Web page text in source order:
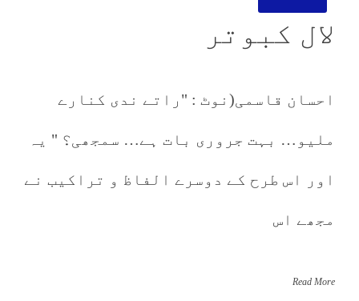
لال کبوتر
احسان قاسمی(نوٹ : "راتے ندی کنارے
ملیو… بہت جروری بات ہے… سمجھی؟ " یہ
اور اس طرح کے دوسرے الفاظ و تراکیب نے
مجھے اس
Read More